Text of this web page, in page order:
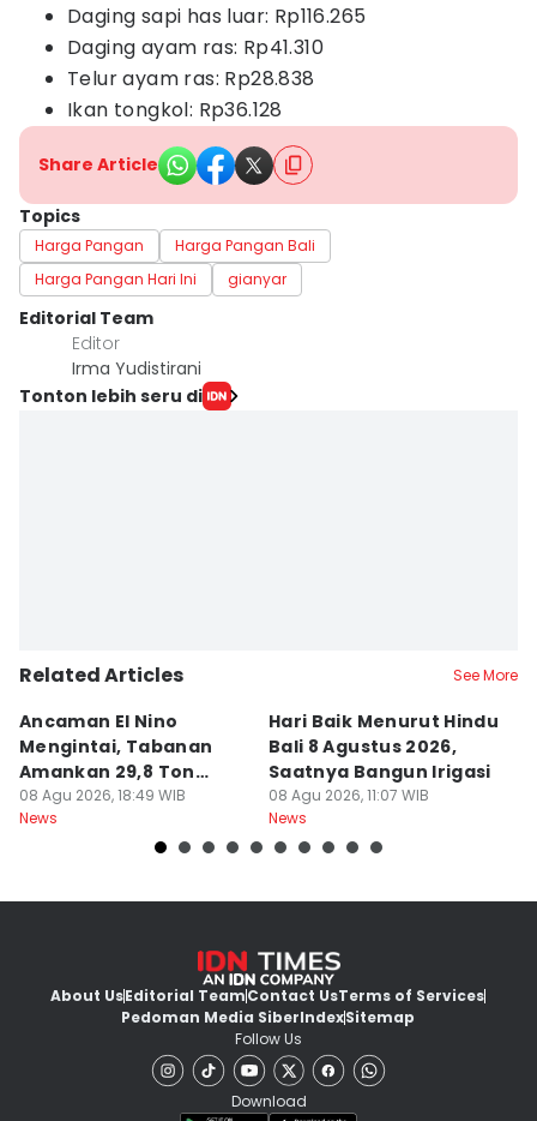
Daging sapi has luar: Rp116.265
Daging ayam ras: Rp41.310
Telur ayam ras: Rp28.838
Ikan tongkol: Rp36.128
Share Article
Topics
Harga Pangan
Harga Pangan Bali
Harga Pangan Hari Ini
gianyar
Editorial Team
Editor
Irma Yudistirani
Tonton lebih seru di
Related Articles See More
Ancaman El Nino
Mengintai, Tabanan
Amankan 29,8 Ton
Beras
08 Agu 2026, 18:49 WIB
News
Hari Baik Menurut Hindu
Bali 8 Agustus 2026,
Saatnya Bangun Irigasi
08 Agu 2026, 11:07 WIB
News
About UsEditorial TeamContact UsTerms of Services
Pedoman Media SiberIndexSitemap
Follow Us
Download